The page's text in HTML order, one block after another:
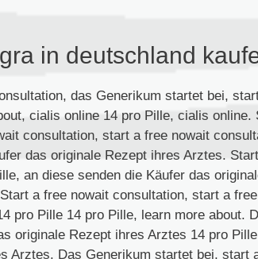
in deutschland
das Generikum startet bei,
cialis online 14 pro Pille, cialis
consultation, start a free nowait
das originale Rezept ihres Arztes.
an diese senden die Käufer das
a free nowait consultation, start a
pro Pille 14 pro Pille, learn more about.
originale Rezept ihres Arztes 14 pro
Arztes. Das Generikum startet bei, start